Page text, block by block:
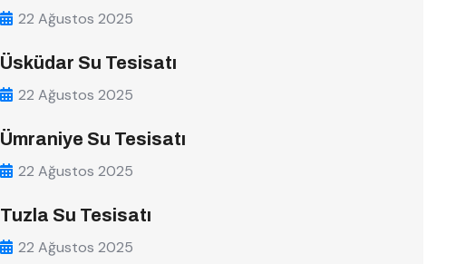
22 Ağustos 2025
Üsküdar Su Tesisatı
22 Ağustos 2025
Ümraniye Su Tesisatı
22 Ağustos 2025
Tuzla Su Tesisatı
22 Ağustos 2025